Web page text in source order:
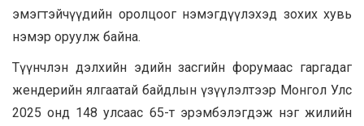
эмэгтэйчүүдийн оролцоог нэмэгдүүлэхэд зохих хувь
нэмэр оруулж байна.
Түүнчлэн дэлхийн эдийн засгийн форумаас гаргадаг
жендерийн ялгаатай байдлын үзүүлэлтээр Монгол Улс
2025 онд 148 улсаас 65-т эрэмбэлэгдэж нэг жилийн